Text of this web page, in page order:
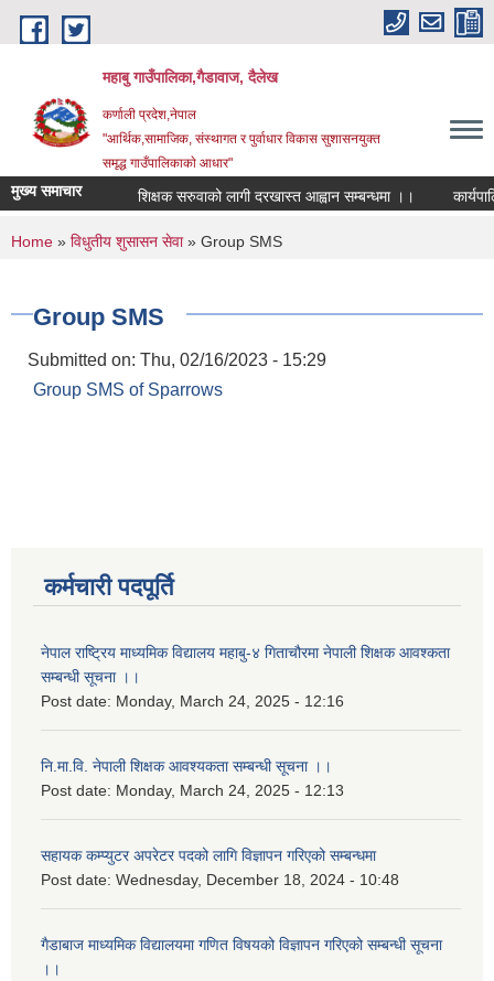
Skip to main content
महाबु गाउँपालिका,गैडावाज, दैलेख
कर्णाली प्रदेश,नेपाल
"आर्थिक,सामाजिक, संस्थागत र पुर्वाधार विकास सुशासनयुक्त
समृद्ध गाउँपालिकाकाे आधार"
मुख्य समाचार शिक्षक सरुवाको लागी दरखास्त आह्वान सम्बन्धमा ।।
You are here
Home » विधुतीय शुसासन सेवा» Group SMS
Group SMS
Submitted on: Thu, 02/16/2023 - 15:29
Group SMS of Sparrows
कर्मचारी पदपूर्ति
नेपाल राष्ट्रिय माध्यमिक विद्यालय महाबु-४ गिताचौरमा नेपाली शिक्षक आवश्कता
सम्बन्धी सूचना ।।
Post date: Monday, March 24, 2025 - 12:16
नि.मा.वि. नेपाली शिक्षक आवश्यकता सम्बन्धी सूचना ।।
Post date: Monday, March 24, 2025 - 12:13
सहायक कम्प्युटर अपरेटर पदको लागि विज्ञापन गरिएको सम्बन्धमा
Post date: Wednesday, December 18, 2024 - 10:48
गैडाबाज माध्यमिक विद्यालयमा गणित विषयको विज्ञापन गरिएको सम्बन्धी सूचना
।।